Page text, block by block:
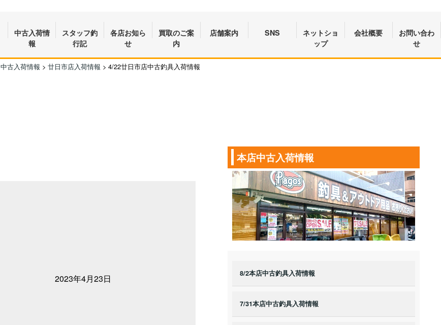
中古入荷情
報
スタッフ釣
行記
各店お知ら
せ
買取のご案
内
店舗案内 SNS
ネットショ
ップ
会社概要
お問い合わ
せ
中古入荷情報 > 廿日市店入荷情報 > 4/22廿日市店中古釣具入荷情報
2023年4月23日
本店中古入荷情報
8/2本店中古釣具入荷情報
7/31本店中古釣具入荷情報